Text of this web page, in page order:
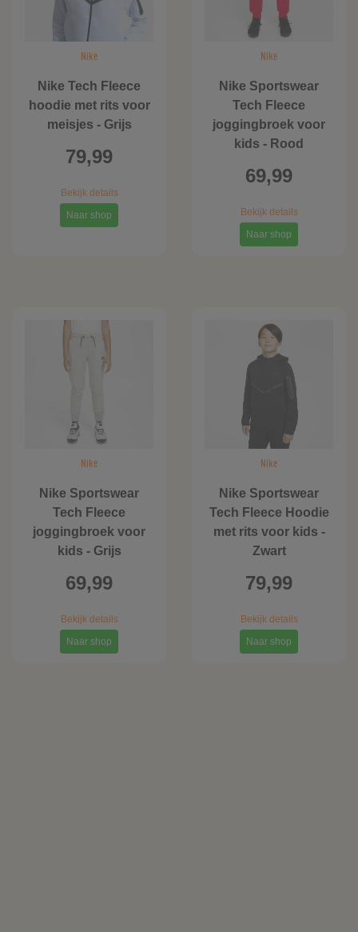
Nike
Nike Tech Fleece
hoodie met rits voor
meisjes - Grijs
79,99
Bekijk details
Naar shop
Nike
Nike Sportswear
Tech Fleece
joggingbroek voor
kids - Rood
69,99
Bekijk details
Naar shop
Nike
Nike Sportswear
Tech Fleece
joggingbroek voor
kids - Grijs
69,99
Bekijk details
Naar shop
Nike
Nike Sportswear
Tech Fleece Hoodie
met rits voor kids -
Zwart
79,99
Bekijk details
Naar shop